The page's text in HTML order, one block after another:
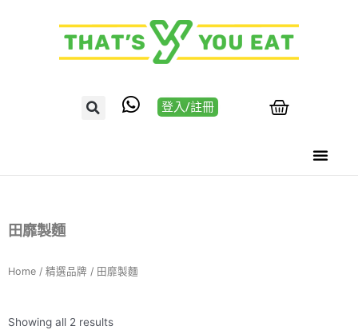
登入/註冊
田靡製麵
Home / 精選品牌 / 田靡製麵
Showing all 2 results